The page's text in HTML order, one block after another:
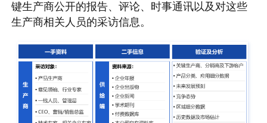
键生产商公开的报告、评论、时事通讯以及对这些
生产商相关人员的采访信息。